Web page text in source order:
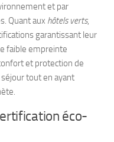
et par
Quant aux hôtels verts,
garantissant leur
faible empreinte
et protection de
tout en ayant
éco-